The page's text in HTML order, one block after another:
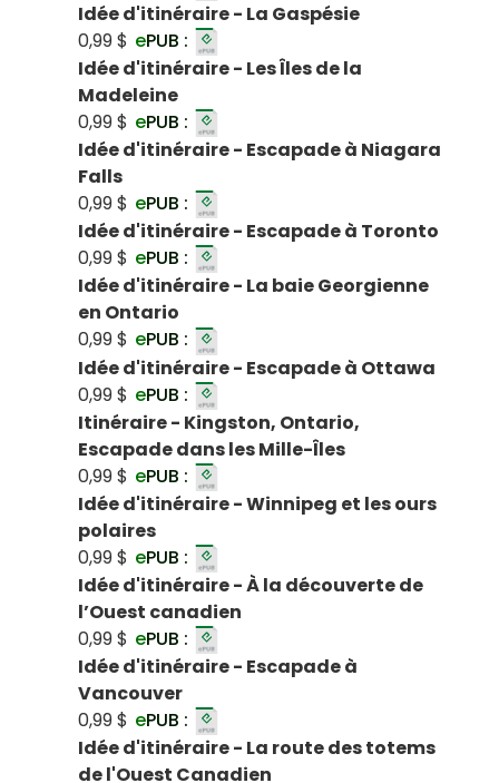
Idée d'itinéraire - La Gaspésie
0,99 $ ePUB :
Idée d'itinéraire - Les Îles de la
Madeleine
0,99 $ ePUB :
Idée d'itinéraire - Escapade à Niagara
Falls
0,99 $ ePUB :
Idée d'itinéraire - Escapade à Toronto
0,99 $ ePUB :
Idée d'itinéraire - La baie Georgienne
en Ontario
0,99 $ ePUB :
Idée d'itinéraire - Escapade à Ottawa
0,99 $ ePUB :
Itinéraire - Kingston, Ontario,
Escapade dans les Mille-Îles
0,99 $ ePUB :
Idée d'itinéraire - Winnipeg et les ours
polaires
0,99 $ ePUB :
Idée d'itinéraire - À la découverte de
l’Ouest canadien
0,99 $ ePUB :
Idée d'itinéraire - Escapade à
Vancouver
0,99 $ ePUB :
Idée d'itinéraire - La route des totems
de l'Ouest Canadien